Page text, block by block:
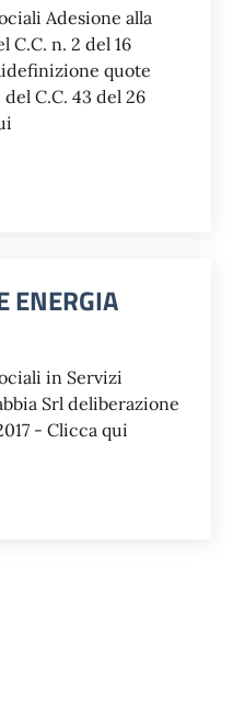
Adesione alla
C.C. n. 2 del 16
quote
C.C. 43 del 26
ENERGIA
in Servizi
Srl deliberazione
- Clicca qui